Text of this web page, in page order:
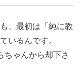
、最初は「純に教
いるんです。
ちゃんから却下さ